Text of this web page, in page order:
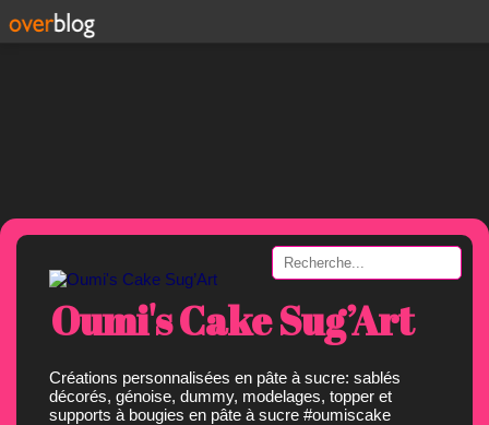
Oumi's Cake Sug’Art
Créations personnalisées en pâte à sucre: sablés
décorés, génoise, dummy, modelages, topper et
supports à bougies en pâte à sucre #oumiscake